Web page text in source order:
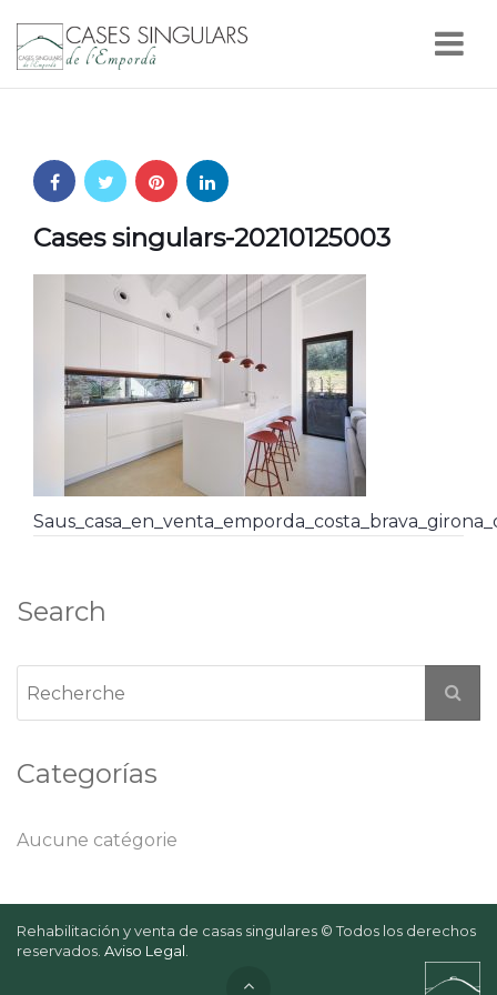
Cases singulars-20210125003
Search
Categorías
Aucune catégorie
Rehabilitación y venta de casas singulares © Todos los derechos
reservados. Aviso Legal